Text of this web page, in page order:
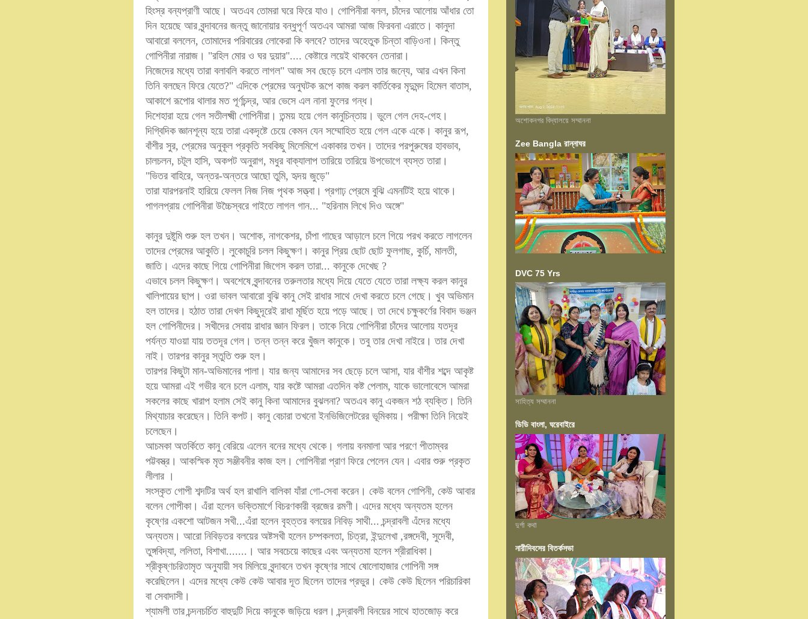
হিংস্র বন্যপ্রাণী আছে। অতএব তোমরা ঘরে ফিরে যাও। গোপিনীরা বলল, চাঁদের আলোয় আঁধার তো
দিন হয়েছে আর বৃন্দাবনের জন্তু জানোয়ার বন্ধুপূর্ণ অতএব আমরা আজ ফিরবনা এরাতে। কানুদা
আবারো বললেন, তোমাদের পরিবারের লোকেরা কি বলবে? তাদের অহেতুক চিন্তা বাড়িওনা। কিন্তু
গোপিনীরা নারাজ। "রহিল মোর ও ঘর দুয়ার".... কেষ্টারে লয়েই থাকবেন তেনারা।
নিজেদের মধ্যে তারা বলাবলি করতে লাগল" আজ সব ছেড়ে চলে এলাম তার জন্যে, আর এখন কিনা
তিনি বলছেন ফিরে যেতে?" এদিকে প্রেমের অনুঘটক রূপে কাজ করল কার্তিকের মৃদুমন্দ হিমেল বাতাস,
আকাশে রূপোর থালার মত পূর্ণচন্দ্র, আর ভেসে এল নানা ফুলের গন্ধ।
দিশেহারা হয়ে গেল সতীলক্ষ্মী গোপিনীরা। তন্ময় হয়ে গেল কানুচিন্তায়। ভুলে গেল দেহ-গেহ।
দিগ্বিদিক জ্ঞানশূন্য হয়ে তারা একদৃষ্টে চেয়ে কেমন যেন সম্মোহিত হয়ে গেল একে একে। কানুর রূপ,
বাঁশীর সুর, প্রেমের অনুকূল প্রকৃতি সবকিছু মিলেমিশে একাকার তখন। তাদের পরপুরুষের হাবভাব,
চালচলন, চটূল হাসি, অকপট অনুরাগ, মধুর বাক্যালাপ তারিয়ে তারিয়ে উপভোগে ব্যস্ত তারা।
"ভিতর বাহিরে, অন্তর-অন্তরে আছো তুমি, হৃদয় জুড়ে"
তারা যারপরনাই হারিয়ে ফেলল নিজ নিজ পৃথক সত্ত্বা। প্রগাঢ় প্রেমে বুঝি এমনটিই হয়ে থাকে।
পাগলপ্রায় গোপিনীরা উচ্চৈস্বরে গাইতে লাগল গান... "হরিনাম লিখে দিও অঙ্গে"
কানুর দুষ্টুমি শুরু হল তখন। অশোক, নাগকেশর, চাঁপা গাছের আড়ালে চলে গিয়ে পরখ করতে লাগলেন
তাদের প্রেমের আকুতি। লুকোচুরি চলল কিছুক্ষণ। কানুর প্রিয় ছোট ছোট ফুলগাছ, কুর্চি, মালতী,
জাতি। এদের কাছে গিয়ে গোপিনীরা জিগেস করল তারা... কানুকে দেখেছ ?
এভাবে চলল কিছুক্ষণ। অবশেষে বৃন্দাবনের তরুলতার মধ্যে দিয়ে যেতে যেতে তারা লক্ষ্য করল কানুর
খালিপায়ের ছাপ। ওরা ভাবল আবারো বুঝি কানু সেই রাধার সাথে দেখা করতে চলে গেছে। খুব অভিমান
হল তাদের। হঠাত তারা দেখল কিছুদূরেই রাধা মূর্ছিত হয়ে পড়ে আছে। তা দেখে চক্ষুকর্ণের বিবাদ ভঞ্জন
হল গোপিনীদের। সখীদের সেবায় রাধার জ্ঞান ফিরল। তাকে নিয়ে গোপিনীরা চাঁদের আলোয় যতদূর
পর্যন্ত যাওয়া যায় ততদূর গেল। তন্ন তন্ন করে খুঁজল কানুকে। তবু তার দেখা নাইরে। তার দেখা
নাই। তারপর কানুর স্তুতি শুরু হল।
তারপর কিছুটা মান-অভিমানের পালা। যার জন্য আমাদের সব ছেড়ে চলে আসা, যার বাঁশীর শব্দে আকৃষ্ট
হয়ে আমরা এই গভীর বনে চলে এলাম, যার কষ্টে আমরা এতদিন কষ্ট পেলাম, যাকে ভালোবেসে আমরা
সকলের কাছে খারাপ হলাম সেই কানু কিনা আমাদের বুঝলনা? অতএব কানু একজন শঠ ব্যক্তি। তিনি
মিথ্যাচার করেছেন। তিনি কপট। কানু বেচারা তখনো ইনভিজিলেটরের ভূমিকায়। পরীক্ষা তিনি নিয়েই
চলেছেন।
আচমকা অতর্কিতে কানু বেরিয়ে এলেন বনের মধ্যে থেকে। গলায় বনমালা আর পরণে পীতাম্বর
পট্টবস্ত্র। আকস্মিক মৃত সঞ্জীবনীর কাজ হল। গোপিনীরা প্রাণ ফিরে পেলেন যেন। এবার শুরু প্রকৃত
লীলার ।
সংস্কৃত গোপী শব্দটির অর্থ হল রাখালি বালিকা যাঁরা গো-সেবা করেন। কেউ বলেন গোপিনী, কেউ আবার
বলেন গোপীকা। এঁরা হলেন ভক্তিমার্গে বিচরণকারী ব্রজের রমণী। এদের মধ্যে অন্যতম হলেন
কৃষ্ণের একশো আটজন সখী...এঁরা হলেন বৃহত্তর বলয়ের নিবিড় সাথী... চন্দ্রাবলী এঁদের মধ্যে
অন্যতম। আরো নিবিড়তর বলয়ের অষ্টসখী হলেন চম্পকলতা, চিত্রা, ইন্দুলেখা ,রঙ্গদেবী, সুদেবী,
তুঙ্গবিদ্যা, ললিতা, বিশাখা.......। আর সবচেয়ে কাছের এবং অন্যতমা হলেন শ্রীরাধিকা।
শ্রীকৃষ্ণচরিতামৃত অনুযায়ী সব মিলিয়ে বৃন্দাবনে তখন কৃষ্ণের সাথে ষোলোহাজার গোপিনী সঙ্গ
করেছিলেন। এদের মধ্যে কেউ কেউ আবার দূত ছিলেন তাদের প্রভুর। কেউ কেউ ছিলেন পরিচারিকা
বা সেবাদাসী।
শ্যামলী তার চন্দনচর্চিত বাহুদুটি দিয়ে কানুকে জড়িয়ে ধরল। চন্দ্রাবলী বিনয়ের সাথে হাতজোড় করে
অশোকনগর বিদ্যালয়ে সম্মাননা
Zee Bangla রান্নাঘর
DVC 75 Yrs
সাহিত্য সম্মাননা
ডিডি বাংলা, ঘরেবাইরে
দুর্গা কথা
নারীদিবসের বিতর্কসভা